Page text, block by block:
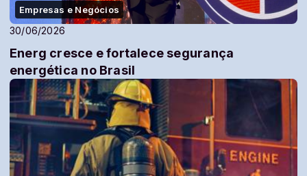
Empresas e Negócios
30/06/2026
Energ cresce e fortalece segurança
energética no Brasil